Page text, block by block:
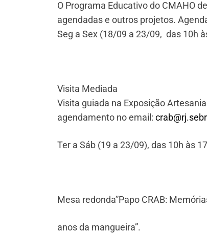
O Programa Educativo do CMAHO
agendadas e outros projetos.
Seg a Sex (18/09 a 23/09, das 10h
Visita Mediada
Visita guiada na Exposição
agendamento no email:
Ter a Sáb (19 a 23/09), das 10h às
Mesa redonda”Papo CRAB:
anos da mangueira”.